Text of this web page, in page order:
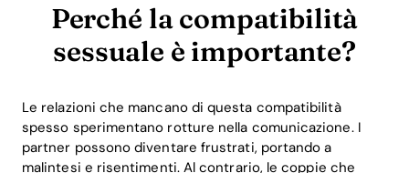
Perché la compatibilità
sessuale è importante?
Le relazioni che mancano di questa compatibilità
spesso sperimentano rotture nella comunicazione. I
partner possono diventare frustrati, portando a
malintesi e risentimenti. Al contrario, le coppie che